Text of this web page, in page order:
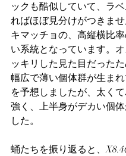
ックも酷似していて、ラ
ればほぼ見分けがつきま
キマッチョの、高縦横比
い系統となっています。
ッキリした見た目だった
幅広で薄い個体群が生ま
を予想しましたが、太く
強く、上半身がデカい個
した。
蛹たちを振り返ると、